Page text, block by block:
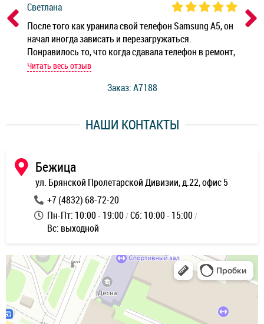
Светлана
После того как уранила свой телефон Samsung A5, он
начал иногда зависать и перезагружаться.
Понравилось то, что когда сдавала телефон в ремонт,
мастер при мне сделал быструю диагностику и сказал
работы и оперативность!
Читать весь отзыв
Заказ: A7188
НАШИ КОНТАКТЫ
Бежица
ул. Брянской Пролетарской Дивизии, д.22, офис 5
+7 (4832) 68-72-20
Пн-Пт: 10:00 - 19:00 Сб: 10:00 - 15:00
Вс: выходной